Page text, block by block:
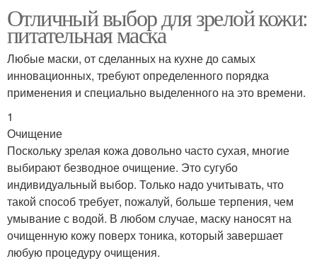
Отличный выбор для зрелой кожи:
питательная маска
Любые маски, от сделанных на кухне до самых
инновационных, требуют определенного порядка
применения и специально выделенного на это времени.
1
Очищение
Поскольку зрелая кожа довольно часто сухая, многие
выбирают безводное очищение. Это сугубо
индивидуальный выбор. Только надо учитывать, что
такой способ требует, пожалуй, больше терпения, чем
умывание с водой. В любом случае, маску наносят на
очищенную кожу поверх тоника, который завершает
любую процедуру очищения.